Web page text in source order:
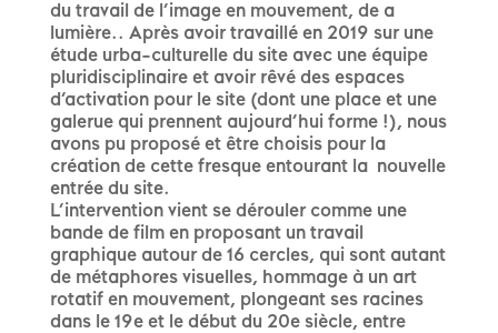
du travail de l’image en mouvement, de a
lumière.. Après avoir travaillé en 2019 sur une
étude urba-culturelle du site avec une équipe
pluridisciplinaire et avoir rêvé des espaces
d’activation pour le site (dont une place et une
galerue qui prennent aujourd’hui forme !), nous
avons pu proposé et être choisis pour la
création de cette fresque entourant la nouvelle
entrée du site.
L’intervention vient se dérouler comme une
bande de film en proposant un travail
graphique autour de 16 cercles, qui sont autant
de métaphores visuelles, hommage à un art
rotatif en mouvement, plongeant ses racines
dans le 19e et le début du 20e siècle, entre